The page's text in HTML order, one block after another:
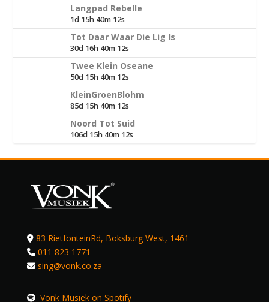
Langpad Rebelle
1d 15h 40m 12s
Tot Daar Waar Die Lig Is
30d 16h 40m 12s
Twee Klein Oseane
50d 15h 40m 12s
KleinGroenBlohm
85d 15h 40m 12s
Noord Tot Suid
106d 15h 40m 12s
83 RietfonteinRd, Boksburg West, 1461
011 823 1771
sing@vonk.co.za
Vonk Musiek on Spotify